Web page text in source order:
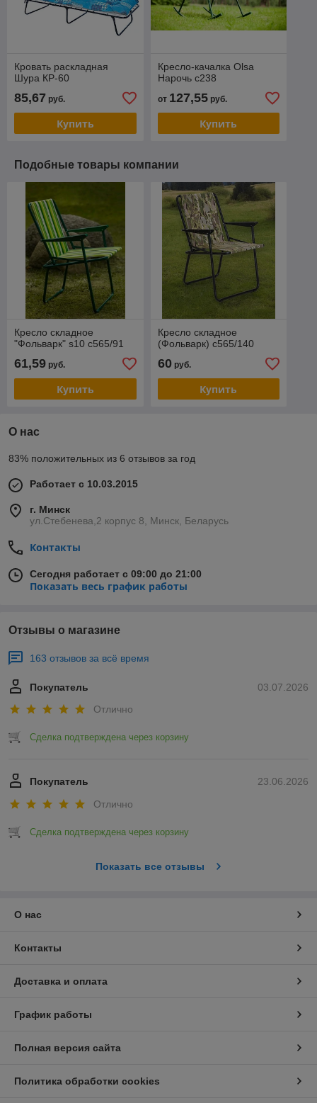
Кровать раскладная
Шура КР-60
85,67 руб.
Купить
Кресло-качалка Olsa
Нарочь с238
от 127,55руб.
Купить
Подобные товары компании
Кресло складное
"Фольварк" s10 с565/91
61,59 руб.
Купить
Кресло складное
(Фольварк) с565/140
60руб.
Купить
О нас
83% положительных из 6 отзывов за год
Работает с 10.03.2015
г. Минск
ул.Стебенева,2 корпус 8, Минск, Беларусь
Контакты
Сегодня работает с 09:00 до 21:00
Показать весь график работы
Отзывы о магазине
163 отзывов за всё время
03.07.2026
Покупатель
Отлично
Сделка подтверждена через корзину
23.06.2026
Покупатель
Отлично
Сделка подтверждена через корзину
Показать все отзывы
О нас
Контакты
Доставка и оплата
График работы
Полная версия сайта
Политика обработки cookies